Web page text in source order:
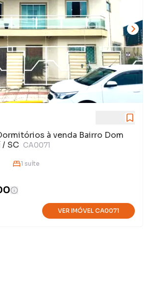
à venda Bairro Dom
SC CA0071
1 suíte
VER IMÓVEL CA0071